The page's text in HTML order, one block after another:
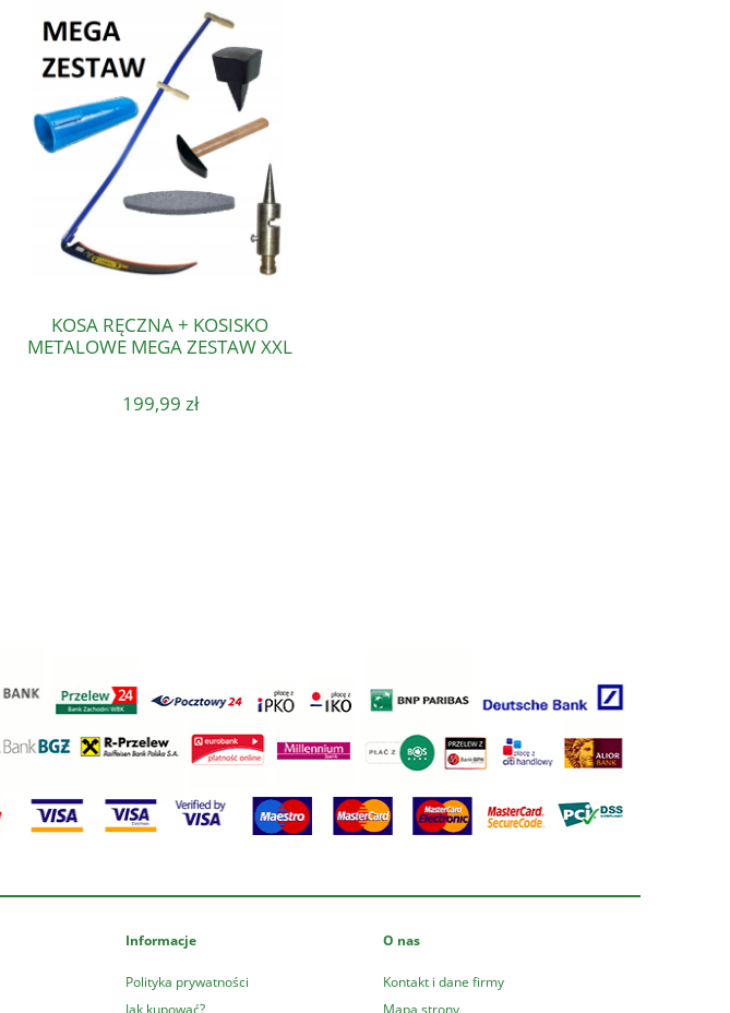
KOSA RĘCZNA + KOSISKO
METALOWE MEGA ZESTAW XXL
199,99 zł
Informacje
Polityka prywatności
Jak kupować?
O nas
Kontakt i dane firmy
Mapa strony